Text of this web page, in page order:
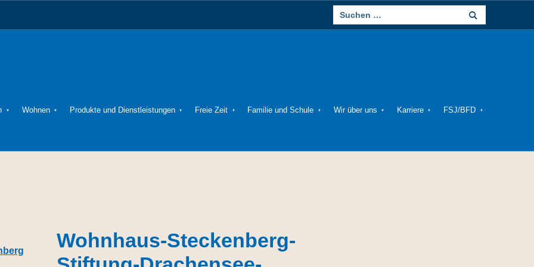
Wohnen Produkte und Dienstleistungen Freie Zeit Familie und Schule Wir über uns Karriere FSJ/BFD
anzeigen
Wohnhaus-Steckenberg-